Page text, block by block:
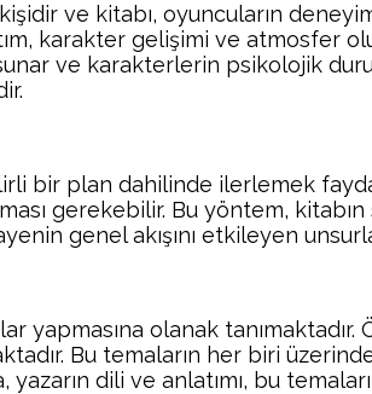
ve kitabı, oyuncuların
karakter gelişimi ve atmosfer
ve karakterlerin psikolojik
bir plan dahilinde ilerlemek
gerekebilir. Bu yöntem,
genel akışını etkileyen
olanak tanımaktadır.
Bu temaların her biri
dili ve anlatımı, bu